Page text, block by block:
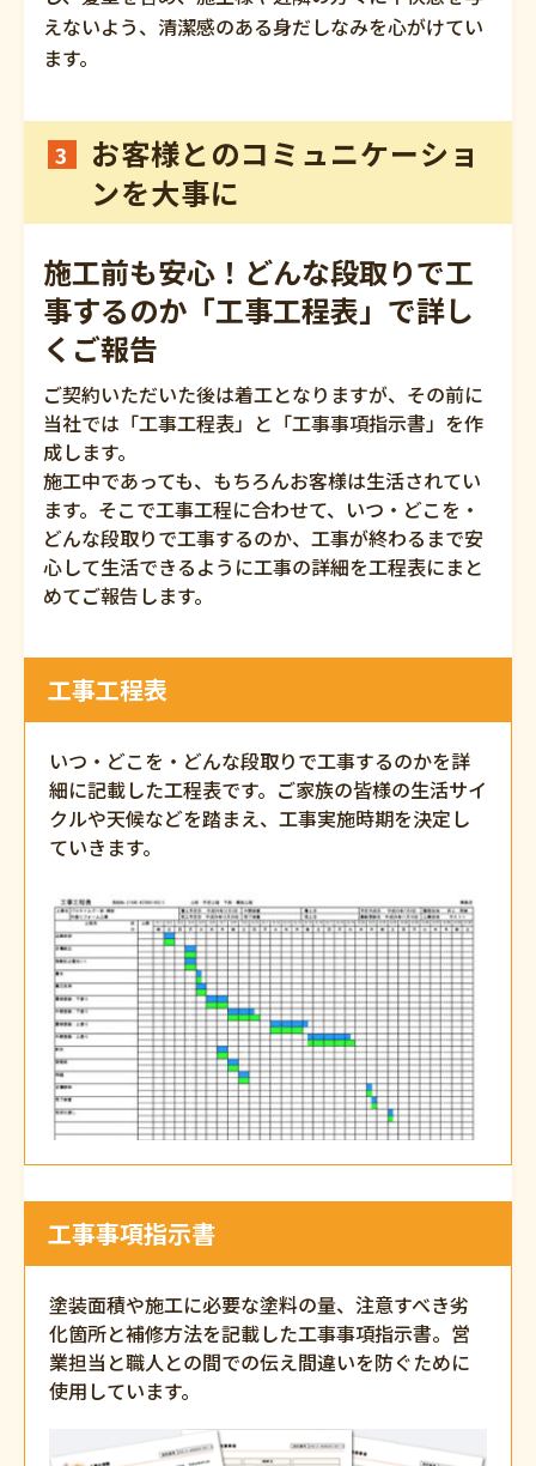
えないよう、清潔感のある身だしなみを心がけてい
ます。
3
お客様とのコミュニケーショ
ンを大事に
施工前も安心！どんな段取りで工
事するのか 「工事工程表」で詳し
くご報告
ご契約いただいた後は着工となりますが、その前に
当社では「工事工程表」と「工事事項指示書」を作
成します。
施工中であっても、もちろんお客様は生活されてい
ます。そこで工事工程に合わせて、いつ・どこを・
どんな段取りで工事するのか、工事が終わるまで安
心して生活できるように工事の詳細を工程表にまと
めてご報告します。
工事工程表
いつ・どこを・どんな段取りで工事するのかを詳
細に記載した工程表です。ご家族の皆様の生活サイ
クルや天候などを踏まえ、工事実施時期を決定し
ていきます。
工事事項指示書
塗装面積や施工に必要な塗料の量、注意すべき劣
化箇所と補修方法を記載した工事事項指示書。営
業担当と職人との間での伝え間違いを防ぐために
使用しています。